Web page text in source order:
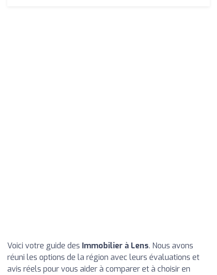
Voici votre guide des Immobilier à Lens. Nous avons
réuni les options de la région avec leurs évaluations et
avis réels pour vous aider à comparer et à choisir en